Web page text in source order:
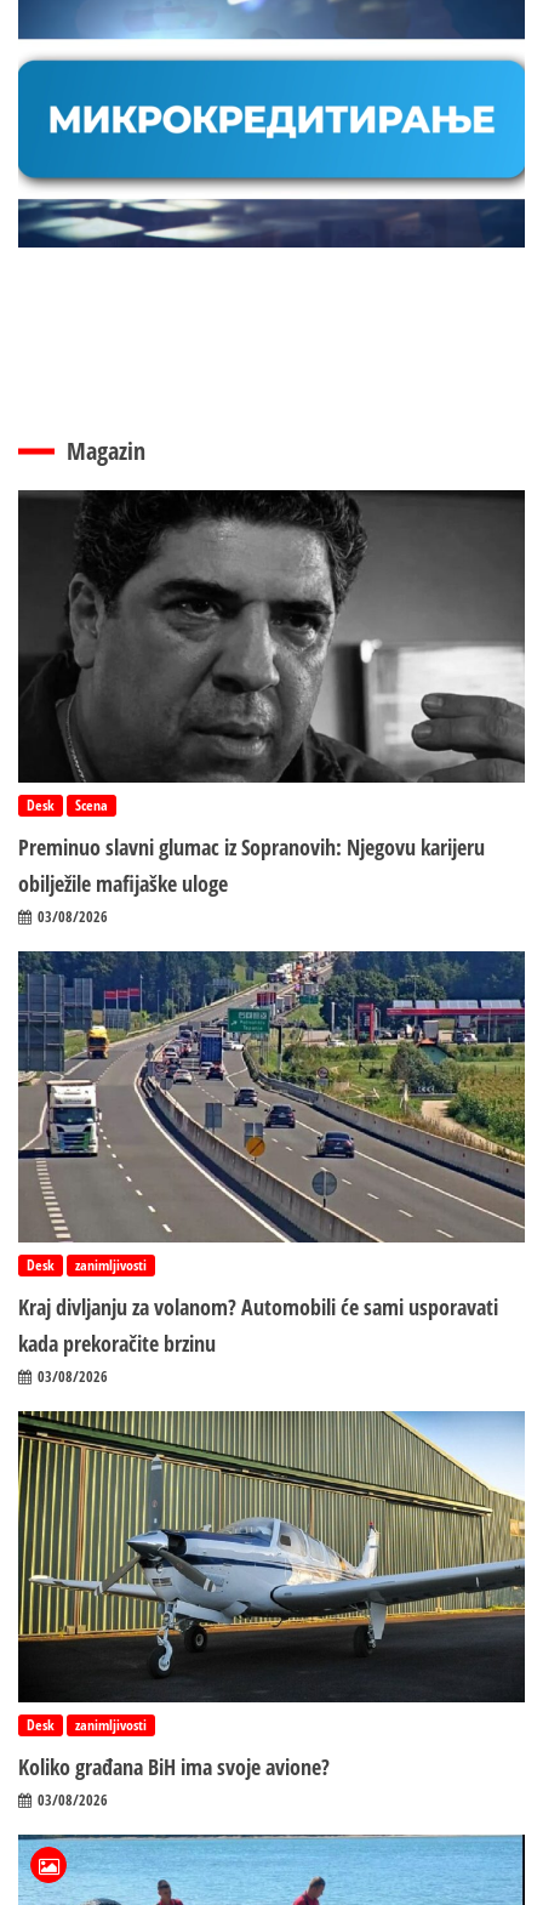
Magazin
Desk Scena
Preminuo slavni glumac iz Sopranovih: Njegovu karijeru
obilježile mafijaške uloge
03/08/2026
Desk zanimljivosti
Kraj divljanju za volanom? Automobili će sami usporavati
kada prekoračite brzinu
03/08/2026
Desk zanimljivosti
Koliko građana BiH ima svoje avione?
03/08/2026